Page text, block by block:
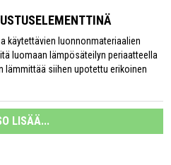
käytettävien luonnonmateriaalien
luomaan lämpösäteilyn periaatteella
lämmittää siihen upotettu erikoinen
LISÄÄ...